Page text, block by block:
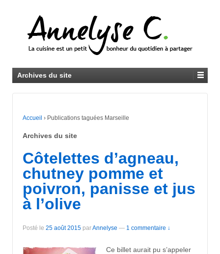
Archives du site
Accueil › Publications taguées Marseille
Archives du site
Côtelettes d’agneau,
chutney pomme et
poivron, panisse et jus
à l’olive
Posté le 25 août 2015 parAnnelyse — 1 commentaire ↓
Ce billet aurait pu s’appeler